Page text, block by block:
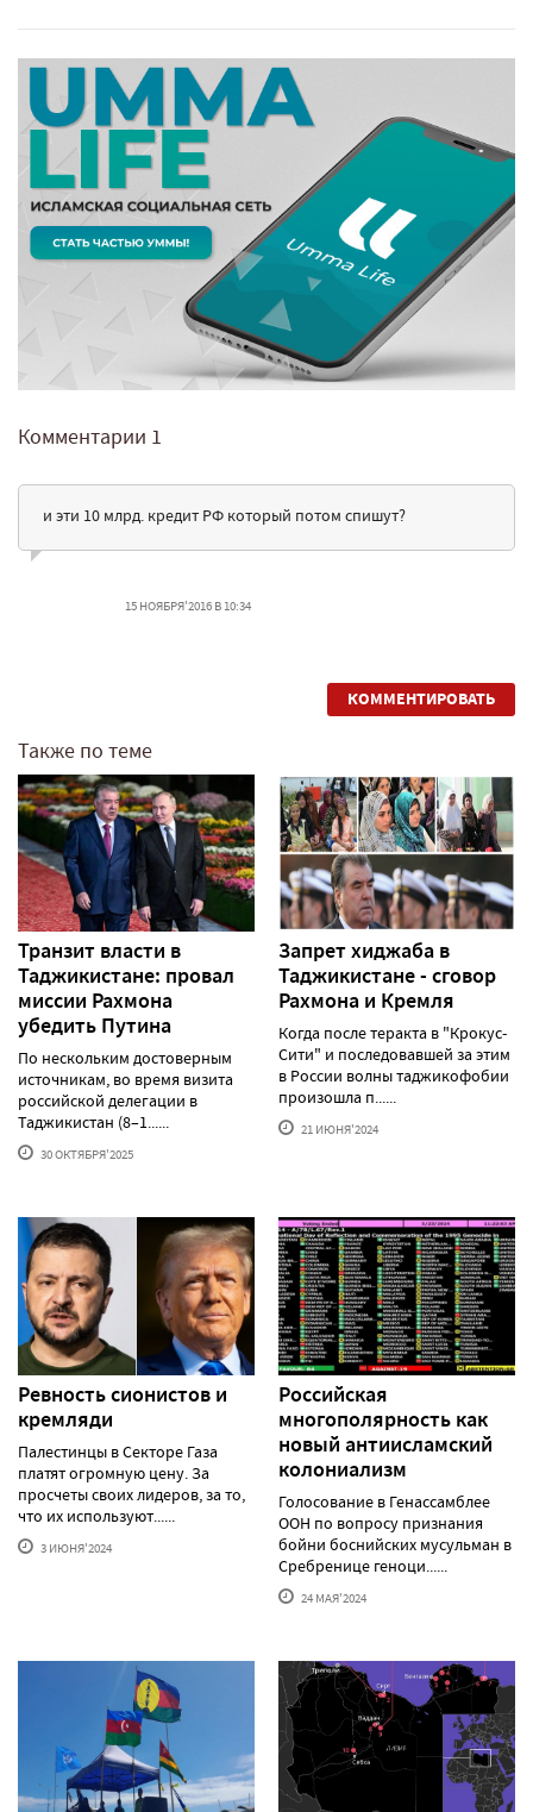
Комментарии 1
и эти 10 млрд. кредит РФ который потом спишут?
15 НОЯБРЯ'2016 В 10:34
КОММЕНТИРОВАТЬ
Также по теме
Транзит власти в
Таджикистане: провал
миссии Рахмона
убедить Путина
По нескольким достоверным
источникам, во время визита
российской делегации в
Таджикистан (8–1......
30 ОКТЯБРЯ'2025
Запрет хиджаба в
Таджикистане - сговор
Рахмона и Кремля
Когда после теракта в "Крокус-
Сити" и последовавшей за этим
в России волны таджикофобии
произошла п......
21 ИЮНЯ'2024
Ревность сионистов и
кремляди
Палестинцы в Секторе Газа
платят огромную цену. За
просчеты своих лидеров, за то,
что их используют......
3 ИЮНЯ'2024
Российская
многополярность как
новый антиисламский
колониализм
Голосование в Генассамблее
ООН по вопросу признания
бойни боснийских мусульман в
Сребренице геноци......
24 МАЯ'2024